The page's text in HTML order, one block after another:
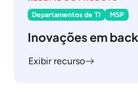
Departamentos de TI MSP
Inovações em
Exibir recurso